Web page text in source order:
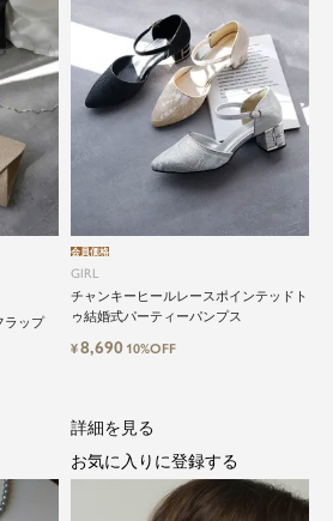
ではもったいない...もっ
にドレスを楽しみたい
って永遠のファッションアイテ
に一着は用意しておきたいもの
を美しく見せる力は、ファッシ
でも特別なものです。
えたい。それが、ドレスブラン
close
ラップ
GIRL
チャンキーヒールレースポインテッドト
ゥ結婚式パーティーパンプス
会員価格
¥8,690 10%OFF
詳細を見る
お気に入りに登録する